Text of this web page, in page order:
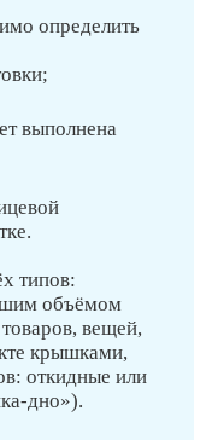
определить
выполнена
типов:
объёмом
вещей,
крышками,
откидные или
дно»).